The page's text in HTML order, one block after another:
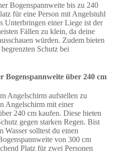
Bogenspannweite bis zu 240
für eine Person mit Angelstuhl
Unterbringen einer Liege ist der
Fällen zu klein, da deine
würden. Zudem bieten
Schutz bei
Bogenspannweite über 240 cm
Angelschirm aufstellen zu
Angelschirm mit einer
240 cm kaufen. Diese bieten
gegen starken Regen. Bist
Wasser solltest du einen
von 300 cm
Platz für zwei Personen